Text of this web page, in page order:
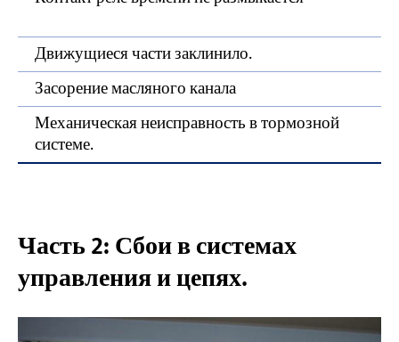
Движущиеся части заклинило.
Засорение масляного канала
Механическая неисправность в тормозной
системе.
Часть 2: Сбои в системах
управления и цепях.